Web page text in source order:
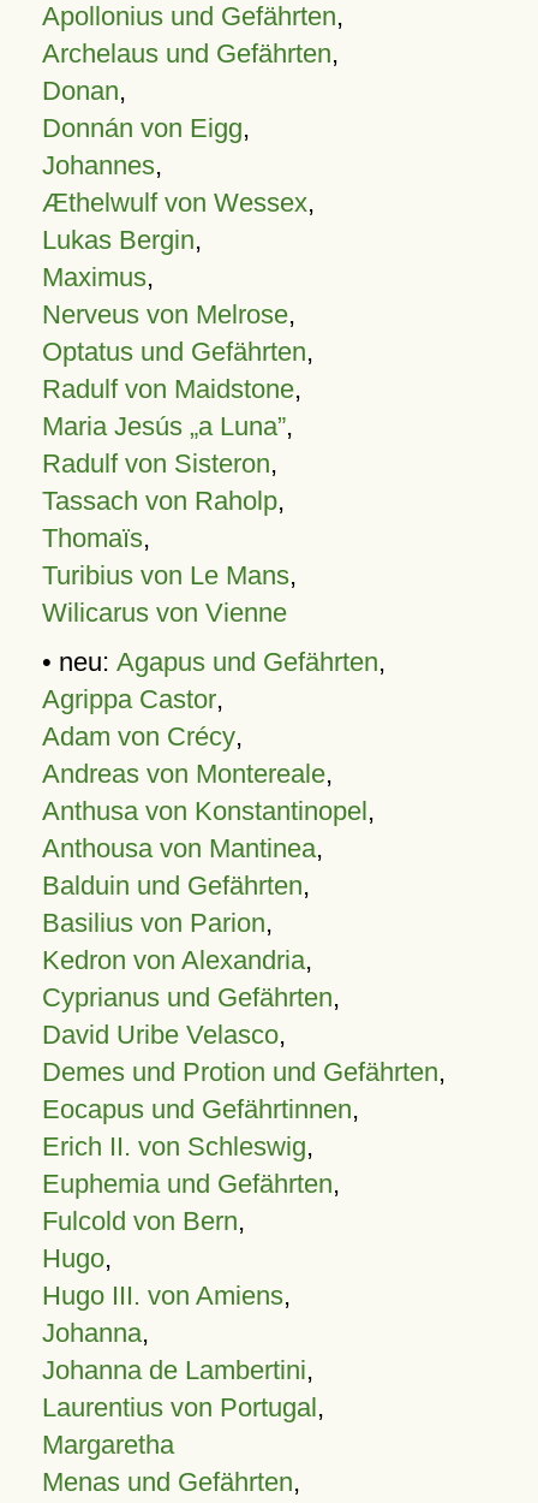
Apollonius und Gefährten,
Archelaus und Gefährten,
Donan,
Donnán von Eigg,
Johannes,
Æthelwulf von Wessex,
Lukas Bergin,
Maximus,
Nerveus von Melrose,
Optatus und Gefährten,
Radulf von Maidstone,
Maria Jesús „a Luna”,
Radulf von Sisteron,
Tassach von Raholp,
Thomaïs,
Turibius von Le Mans,
Wilicarus von Vienne
• neu: Agapus und Gefährten,
Agrippa Castor,
Adam von Crécy,
Andreas von Montereale,
Anthusa von Konstantinopel,
Anthousa von Mantinea,
Balduin und Gefährten,
Basilius von Parion,
Kedron von Alexandria,
Cyprianus und Gefährten,
David Uribe Velasco,
Demes und Protion und Gefährten,
Eocapus und Gefährtinnen,
Erich II. von Schleswig,
Euphemia und Gefährten,
Fulcold von Bern,
Hugo,
Hugo III. von Amiens,
Johanna,
Johanna de Lambertini,
Laurentius von Portugal,
Margaretha
Menas und Gefährten,